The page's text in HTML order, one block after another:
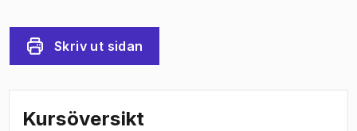
Skriv ut sidan
Kursöversikt